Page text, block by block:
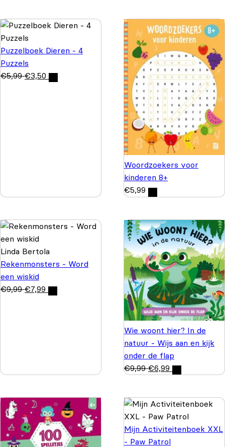
Puzzelboek Dieren - 4
Puzzels
€5,99 €3,50
Woordzoekers voor
kinderen 8+
€5,99
Linda Bertola
Rekenmonsters - Word
een wiskid
€9,99 €7,99
Wie woont hier? In de
natuur - Wijs aan en kijk
onder de flap
€9,99 €6,99
Mijn Activiteitenboek XXL
- Paw Patrol